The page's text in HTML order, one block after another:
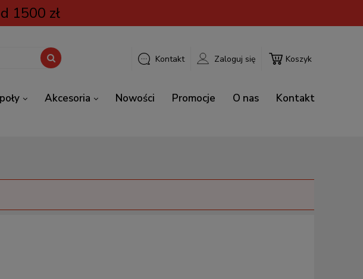
1500 zł
Koszyk
Kontakt Zaloguj się
Akcesoria Nowości Promocje O nas
Kontakt